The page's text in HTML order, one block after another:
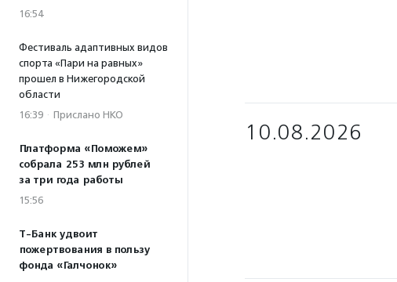
16:54
Фестиваль адаптивных видов
спорта «Пари на равных»
прошел в Нижегородской
области
16:39 · Прислано НКО
Платформа «Поможем»
собрала 253 млн рублей
за три года работы
15:56
Т-Банк удвоит
пожертвования в пользу
фонда «Галчонок»
10.08.2026